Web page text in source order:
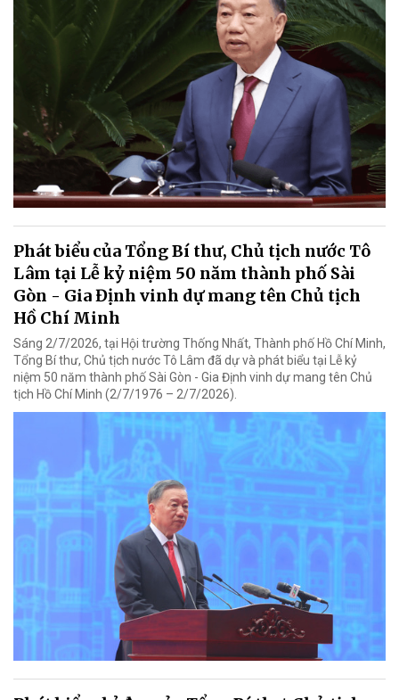
Phát biểu của Tổng Bí thư, Chủ tịch nước Tô
Lâm tại Lễ kỷ niệm 50 năm thành phố Sài
Gòn - Gia Định vinh dự mang tên Chủ tịch
Hồ Chí Minh
Sáng 2/7/2026, tại Hội trường Thống Nhất, Thành phố Hồ Chí Minh,
Tổng Bí thư, Chủ tịch nước Tô Lâm đã dự và phát biểu tại Lễ kỷ
niệm 50 năm thành phố Sài Gòn - Gia Định vinh dự mang tên Chủ
tịch Hồ Chí Minh (2/7/1976 – 2/7/2026).